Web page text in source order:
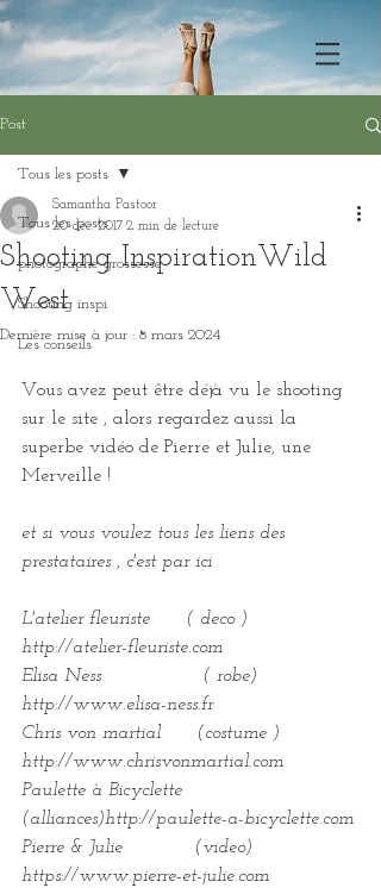
Post
Tous les posts
photographe grossesse
Shooting inspi
Les conseils
Tous les posts
Shooting InspirationWild
West
Samantha Pastoor
20 déc. 2017 2 min de lecture
Dernière mise à jour : 8 mars 2024
Vous avez peut être déjà vu le shooting
sur le site , alors regardez aussi la
superbe vidéo de Pierre et Julie, une
Merveille !
et si vous voulez tous les liens des
prestataires , c'est par ici
L'atelier fleuriste      ( deco )
http://atelier-fleuriste.com
Elisa Ness                 ( robe)
http://www.elisa-ness.fr
Chris von martial      (costume )
http://www.chrisvonmartial.com
Paulette à Bicyclette
(alliances)http://paulette-a-bicyclette.com
Pierre & Julie            (video)
https://www.pierre-et-julie.com